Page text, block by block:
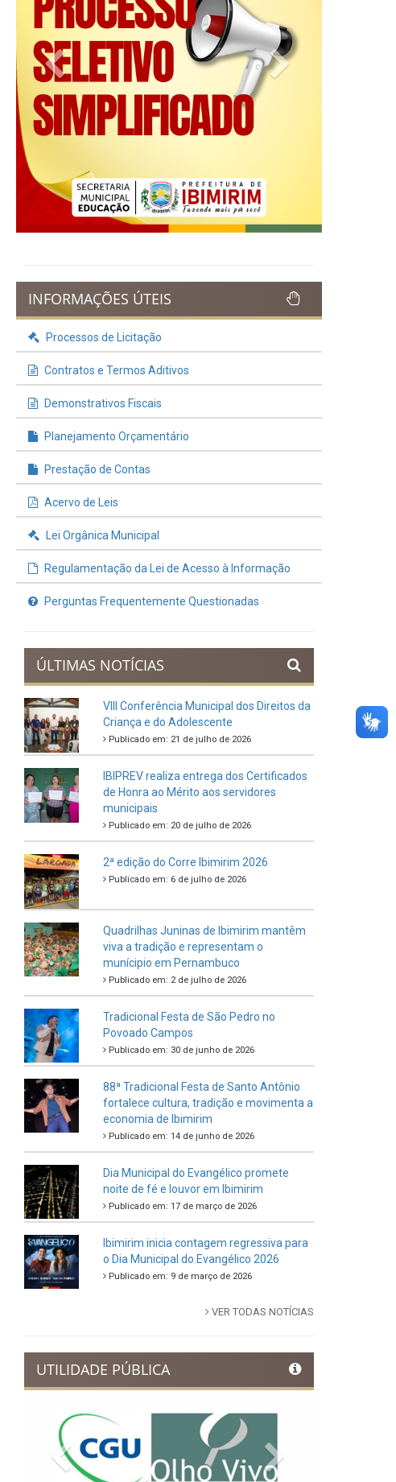
Previous Next
INFORMAÇÕES ÚTEIS
Processos de Licitação
Contratos e Termos Aditivos
Demonstrativos Fiscais
Planejamento Orçamentário
Prestação de Contas
Acervo de Leis
Lei Orgânica Municipal
Regulamentação da Lei de Acesso à Informação
Perguntas Frequentemente Questionadas
ÚLTIMAS NOTÍCIAS
VIII Conferência Municipal dos Direitos da
Criança e do Adolescente
Publicado em: 21 de julho de 2026
IBIPREV realiza entrega dos Certificados
de Honra ao Mérito aos servidores
municipais
Publicado em: 20 de julho de 2026
2ª edição do Corre Ibimirim 2026
Publicado em: 6 de julho de 2026
Quadrilhas Juninas de Ibimirim mantêm
viva a tradição e representam o
munícipio em Pernambuco
Publicado em: 2 de julho de 2026
Tradicional Festa de São Pedro no
Povoado Campos
Publicado em: 30 de junho de 2026
88ª Tradicional Festa de Santo Antônio
fortalece cultura, tradição e movimenta a
economia de Ibimirim
Publicado em: 14 de junho de 2026
Dia Municipal do Evangélico promete
noite de fé e louvor em Ibimirim
Publicado em: 17 de março de 2026
Ibimirim inicia contagem regressiva para
o Dia Municipal do Evangélico 2026
Publicado em: 9 de março de 2026
VER TODAS NOTÍCIAS
UTILIDADE PÚBLICA
Previous